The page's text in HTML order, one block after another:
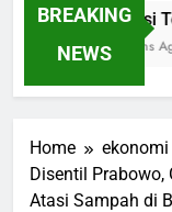
BREAKING
NEWS
Kondisi
4 Months Ago
Home
ekonomi
Disentil Prabowo,
Atasi Sampah di